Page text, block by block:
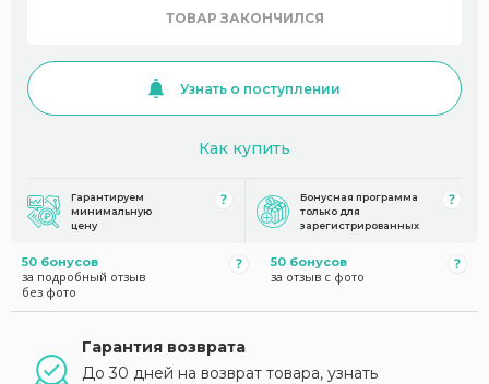
ТОВАР ЗАКОНЧИЛСЯ
Узнать о поступлении
Как купить
Гарантируем
минимальную
цену
Бонусная программа
только для
зарегистрированных
50 бонусов
за подробный отзыв
без фото
50 бонусов
за отзыв с фото
Гарантия возврата
До 30 дней на возврат товара, узнать